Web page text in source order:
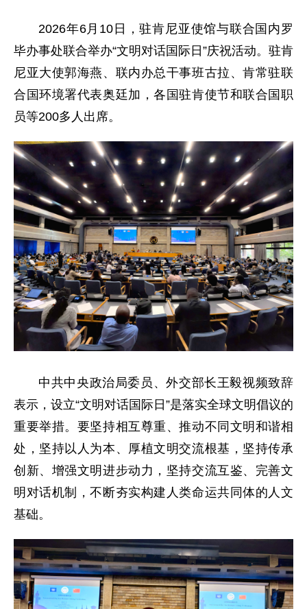
2026年6月10日，驻肯尼亚使馆与联合国内罗
毕办事处联合举办“文明对话国际日”庆祝活动。驻肯
尼亚大使郭海燕、联内办总干事班古拉、肯常驻联
合国环境署代表奥廷加，各国驻肯使节和联合国职
员等200多人出席。
中共中央政治局委员、外交部长王毅视频致辞
表示，设立“文明对话国际日”是落实全球文明倡议的
重要举措。要坚持相互尊重、推动不同文明和谐相
处，坚持以人为本、厚植文明交流根基，坚持传承
创新、增强文明进步动力，坚持交流互鉴、完善文
明对话机制，不断夯实构建人类命运共同体的人文
基础。